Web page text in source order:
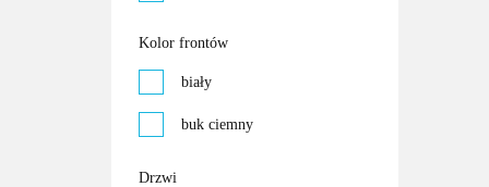
Kolor frontów
biały
buk ciemny
Drzwi